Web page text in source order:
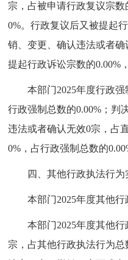
宗，占被申请行政复议宗数
0%。行政复议后又被提起
销、变更、确认违法或者
提起行政诉讼宗数的0.00%
本部门2025年度行政
行政强制总数的0.00%；判
违法或者确认无效0宗，占
0%，占行政强制总数的
四、其他行政执法行为
本部门2025年度其他行
本部门2025年度其他
宗，占其他行政执法行为